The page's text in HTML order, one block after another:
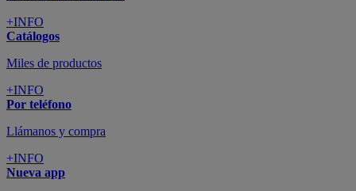
+INFO
Catálogos
Miles de productos
+INFO
Por teléfono
Llámanos y compra
+INFO
Nueva app